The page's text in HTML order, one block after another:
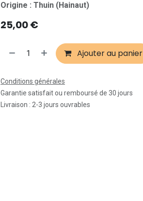
Origine : Thuin (Hainaut)
25,00€
Ajouter au panier
Conditions générales
Garantie satisfait ou remboursé de 30 jours
Livraison : 2-3 jours ouvrables